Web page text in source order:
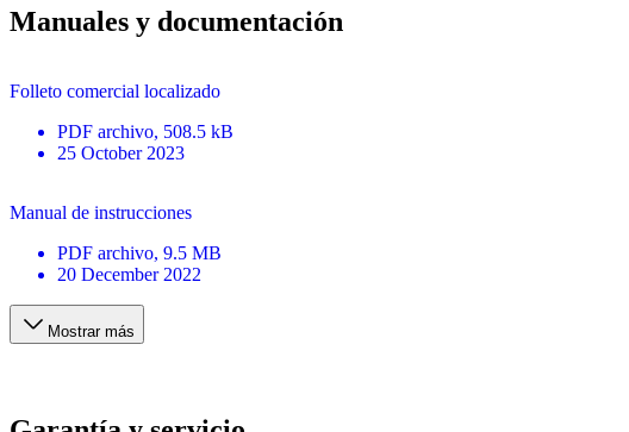
Manuales y documentación
Folleto comercial localizado
PDF archivo, 508.5 kB
25 October 2023
Manual de instrucciones
PDF archivo, 9.5 MB
20 December 2022
Mostrar más